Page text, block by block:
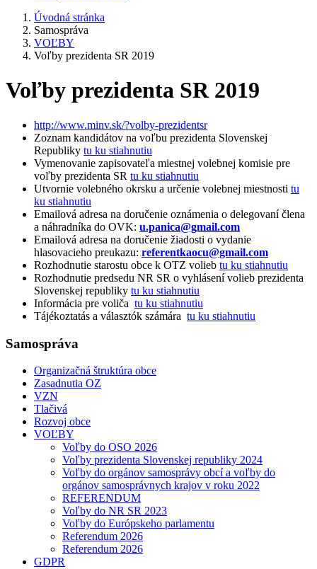
Úvodná stránka
Samospráva
VOĽBY
Voľby prezidenta SR 2019
Voľby prezidenta SR 2019
http://www.minv.sk/?volby-prezidentsr
Zoznam kandidátov na voľbu prezidenta Slovenskej
Republiky tu ku stiahnutiu
Vymenovanie zapisovateľa miestnej volebnej komisie pre
voľby prezidenta SR tu ku stiahnutiu
Utvornie volebného okrsku a určenie volebnej miestnosti tu
ku stiahnutiu
Emailová adresa na doručenie oznámenia o delegovaní člena
a náhradníka do OVK: u.panica@gmail.com
Emailová adresa na doručenie žiadosti o vydanie
hlasovacieho preukazu: referentkaocu@gmail.com
Rozhodnutie starostu obce k OTZ volieb tu ku stiahnutiu
Rozhodnutie predsedu NR SR o vyhlásení volieb prezidenta
Slovenskej republiky tu ku stiahnutiu
Informácia pre voliča tu ku stiahnutiu
Tájékoztatás a választók számára tu ku stiahnutiu
Samospráva
Organizačná štruktúra obce
Zasadnutia OZ
VZN
Tlačivá
Rozvoj obce
VOĽBY
Voľby do OSO 2026
Voľby prezidenta Slovenskej republiky 2024
Voľby do orgánov samosprávy obcí a voľby do
orgánov samosprávnych krajov v roku 2022
REFERENDUM
Voľby do NR SR 2023
Voľby do Európskeho parlamentu
Referendum 2026
Referendum 2026
GDPR